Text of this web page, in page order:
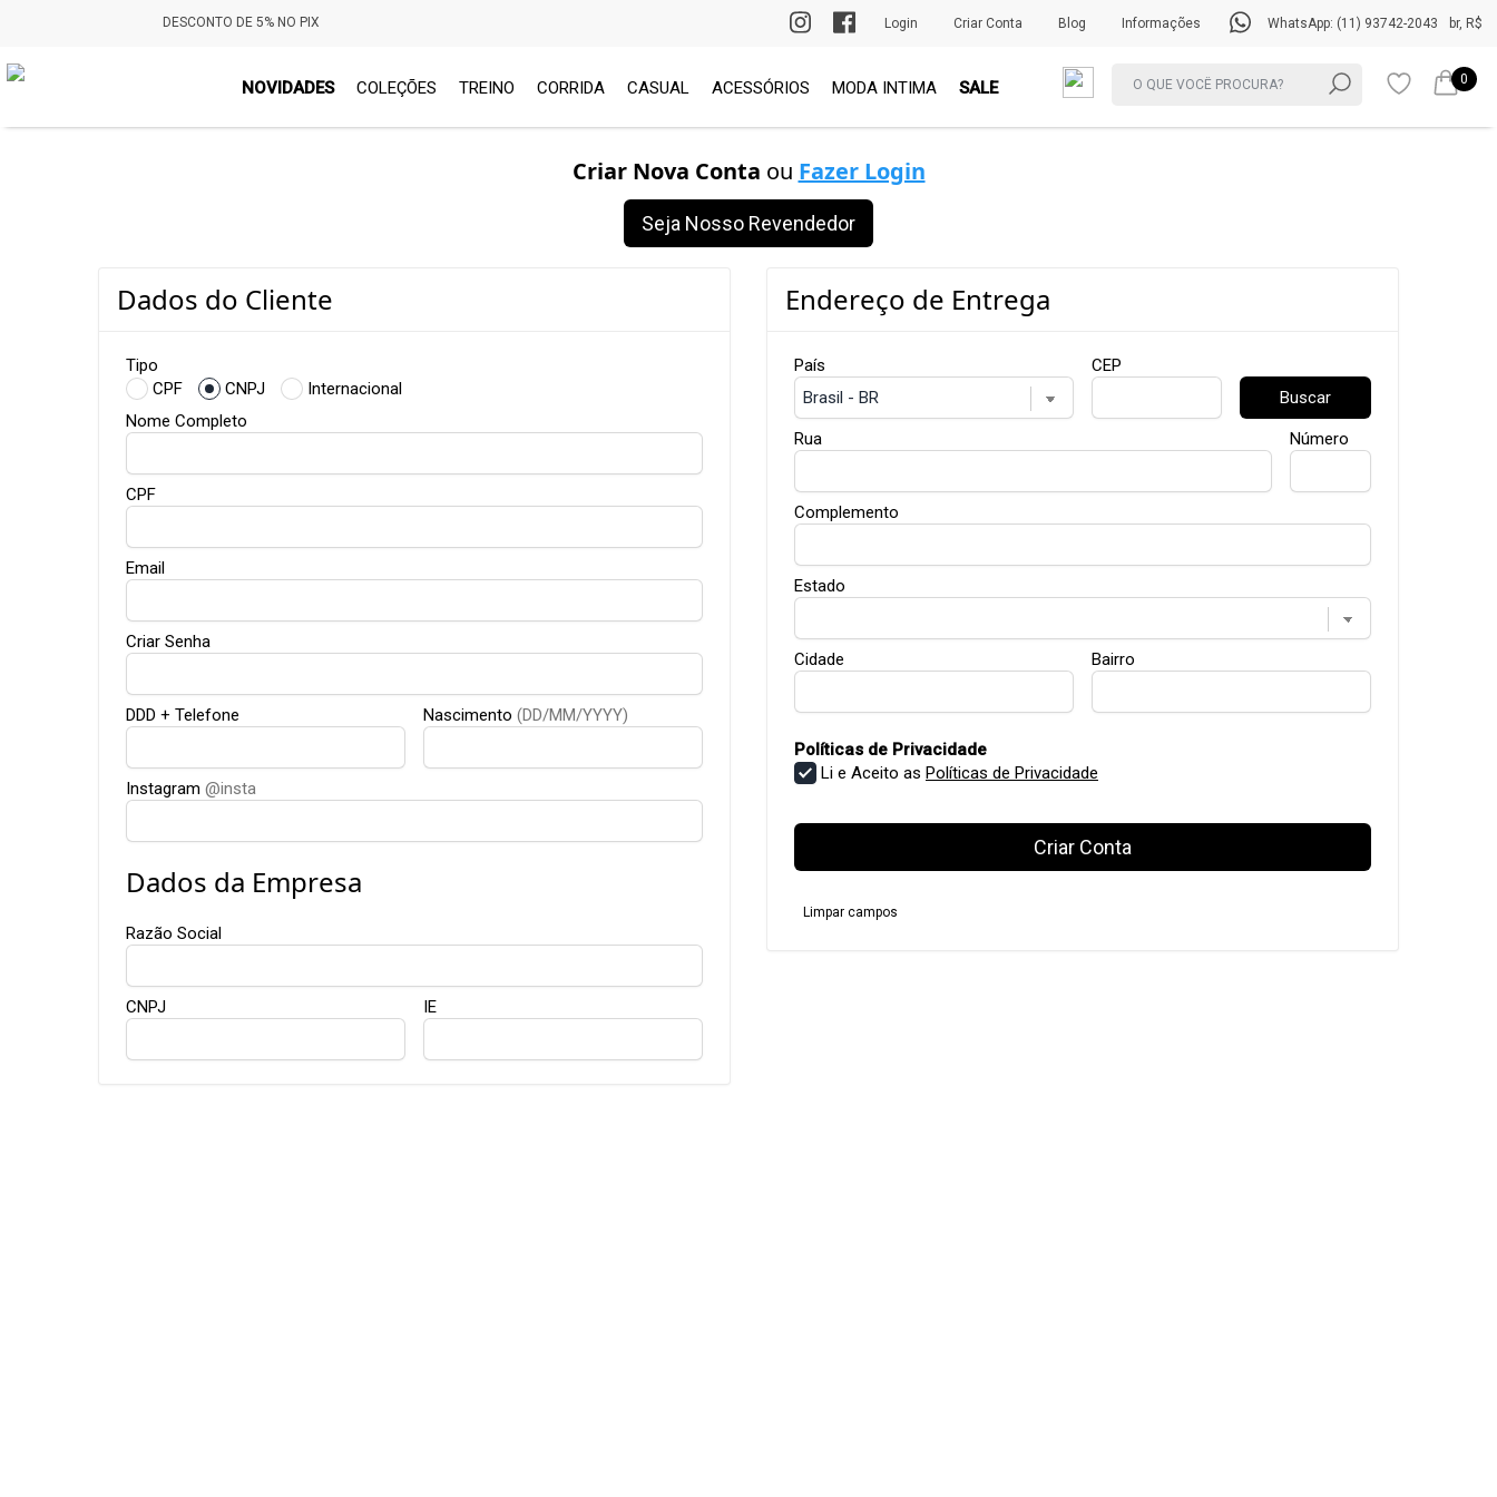
DESCONTO DE 5% NO PIX PRIMEIRA TROCA GRÁTIS br, R$
WhatsApp: (11) 93742-2043
Informações
Blog
Criar Conta
Login
NOVIDADES COLEÇÕES TREINO CORRIDA CASUAL ACESSÓRIOS MODA INTIMA SALE 0
Criar Nova Conta ou Fazer Login
Seja Nosso Revendedor
Dados do Cliente
Tipo
CPF
CNPJ
Internacional
Nome Completo
CPF
Email
Criar Senha
DDD + Telefone Nascimento (DD/MM/YYYY)
Instagram @insta
Dados da Empresa
Razão Social
CNPJ IE
Endereço de Entrega
País
CEP
Buscar
Rua Número
Complemento
Estado
Cidade Bairro
Políticas de Privacidade
Li e Aceito as Políticas de Privacidade
Criar Conta
Limpar campos